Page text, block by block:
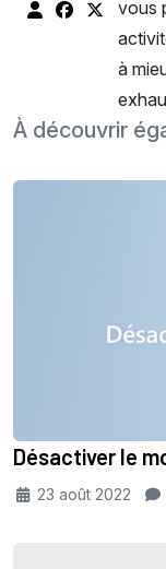
vous
à
À découvrir
Désactiver le
23 août 2022